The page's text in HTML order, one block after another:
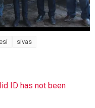
sivas
ID has not been